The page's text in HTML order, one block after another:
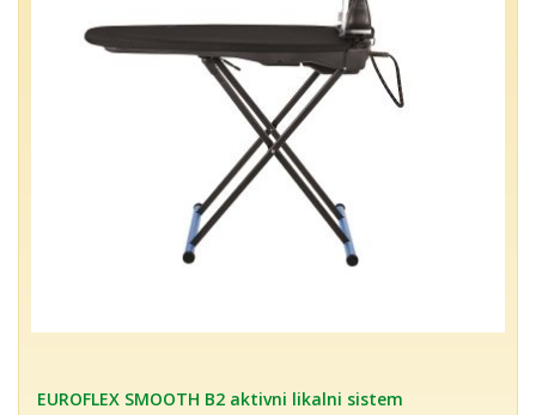
EUROFLEX SMOOTH B2 aktivni likalni sistem